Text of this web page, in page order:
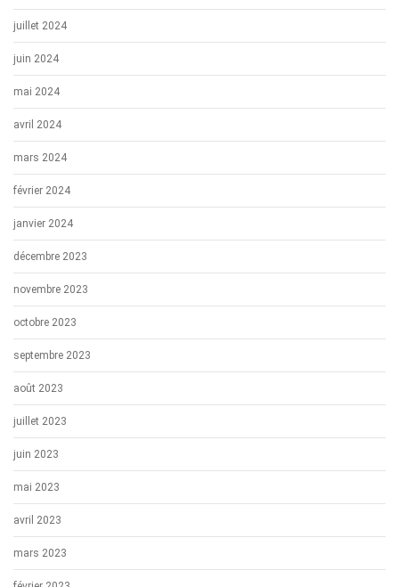
juillet 2024
juin 2024
mai 2024
avril 2024
mars 2024
février 2024
janvier 2024
décembre 2023
novembre 2023
octobre 2023
septembre 2023
août 2023
juillet 2023
juin 2023
mai 2023
avril 2023
mars 2023